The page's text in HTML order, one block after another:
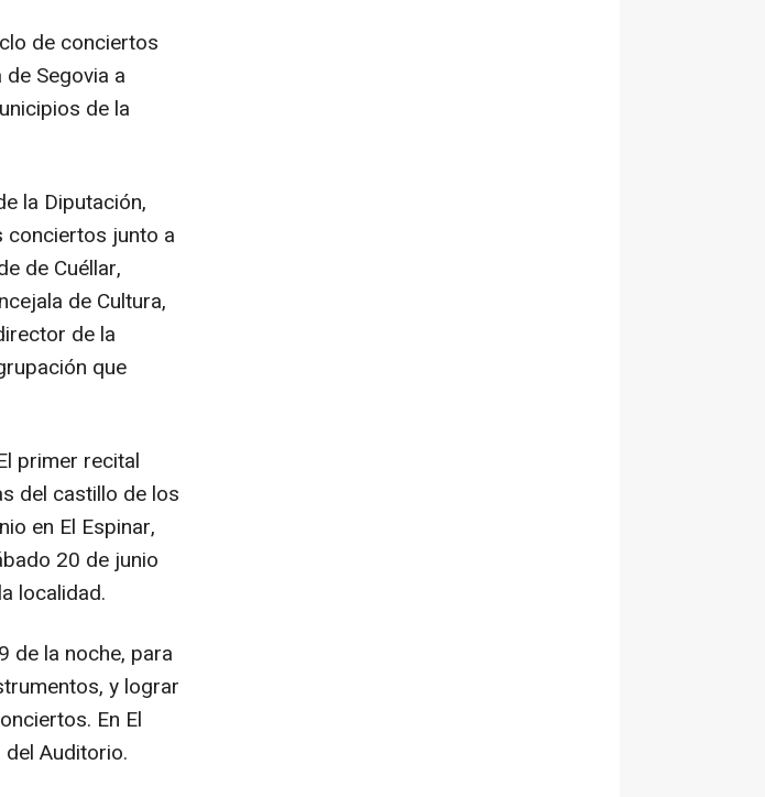
de conciertos
Segovia a
de la
la Diputación,
conciertos junto a
de Cuéllar,
de Cultura,
de la
que
primer recital
del castillo de los
en El Espinar,
20 de junio
localidad.
de la noche, para
y lograr
En El
Auditorio.